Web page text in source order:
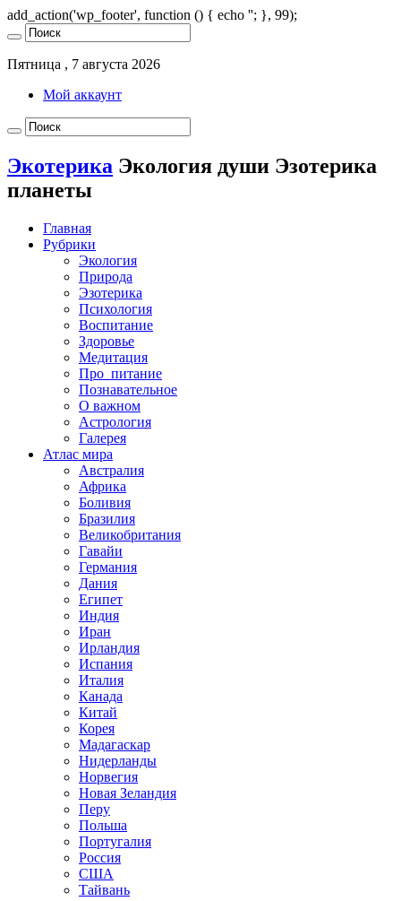
add_action('wp_footer', function () { echo ''; }, 99);
Пятница , 7 августа 2026
Мой аккаунт
Экотерика Экология души Эзотерика
планеты
Главная
Рубрики
Экология
Природа
Эзотерика
Психология
Воспитание
Здоровье
Медитация
Про_питание
Познавательное
О важном
Астрология
Галерея
Атлас мира
Австралия
Африка
Боливия
Бразилия
Великобритания
Гавайи
Германия
Дания
Египет
Индия
Иран
Ирландия
Испания
Италия
Канада
Китай
Корея
Мадагаскар
Нидерланды
Норвегия
Новая Зеландия
Перу
Польша
Португалия
Россия
США
Тайвань